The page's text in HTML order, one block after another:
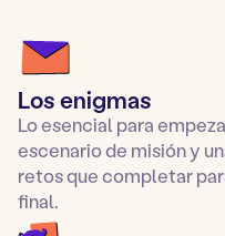
Los enigmas
Lo esencial para
escenario de misión y
retos que completar
final.